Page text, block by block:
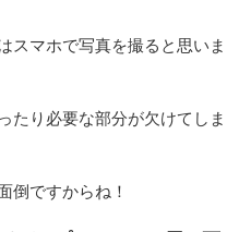
スマホで写真を撮ると思いま
たり必要な部分が欠けてしま
倒ですからね！